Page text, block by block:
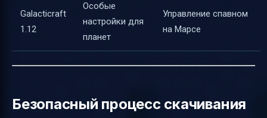
Galacticraft
1.12
Особые
настройки для
планет
Управление спавном
на Марсе
Безопасный процесс скачивания